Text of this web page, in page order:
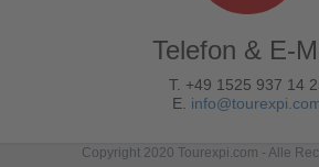
Telefon & E-
T. +49 1525 937 14
E.
Copyright 2020 Tourexpi.com - Alle